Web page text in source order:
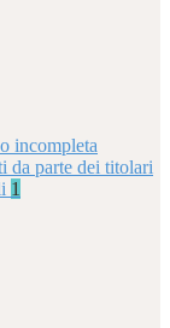
incompleta
da parte dei titolari
1